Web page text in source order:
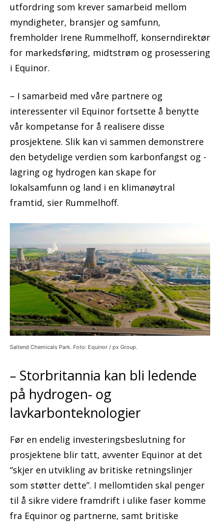
utfordring som krever samarbeid mellom
myndigheter, bransjer og samfunn,
fremholder Irene Rummelhoff, konserndirektør
for markedsføring, midtstrøm og prosessering
i Equinor.
– I samarbeid med våre partnere og
interessenter vil Equinor fortsette å benytte
vår kompetanse for å realisere disse
prosjektene. Slik kan vi sammen demonstrere
den betydelige verdien som karbonfangst og -
lagring og hydrogen kan skape for
lokalsamfunn og land i en klimanøytral
framtid, sier Rummelhoff.
Saltend Chemicals Park. Foto: Equinor / px Group.
– Storbritannia kan bli ledende
på hydrogen- og
lavkarbonteknologier
Før en endelig investeringsbeslutning for
prosjektene blir tatt, avventer Equinor at det
“skjer en utvikling av britiske retningslinjer
som støtter dette”. I mellomtiden skal penger
til å sikre videre framdrift i ulike faser komme
fra Equinor og partnerne, samt britiske